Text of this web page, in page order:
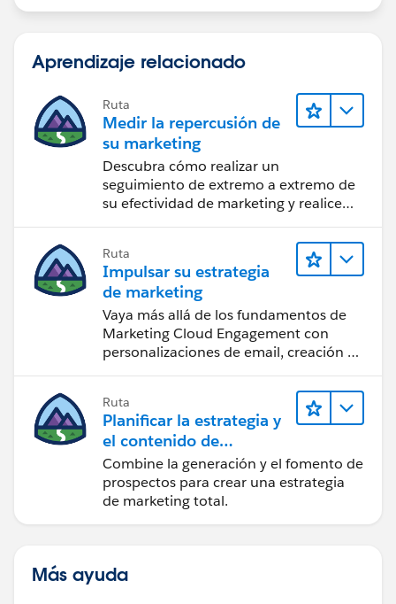
Aprendizaje relacionado
Ruta
Medir la repercusión de
su marketing
Descubra cómo realizar un
seguimiento de extremo a extremo de
su efectividad de marketing y realice
Ruta
Impulsar su estrategia
de marketing
Vaya más allá de los fundamentos de
Marketing Cloud Engagement con
personalizaciones de email, creación de
Ruta
Planificar la estrategia y
el contenido de
marketing con
Marketing Cloud
Account Engagement
Combine la generación y el fomento de
prospectos para crear una estrategia
de marketing total.
Más ayuda